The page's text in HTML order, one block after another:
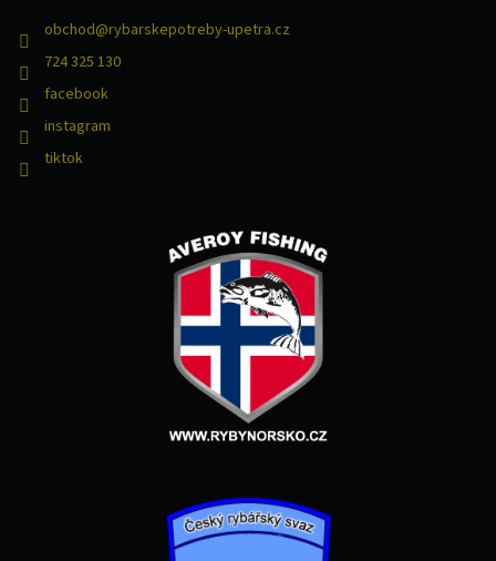
u
obchod@rybarskepotreby-upetra.cz
724 325 130
facebook
instagram
tiktok